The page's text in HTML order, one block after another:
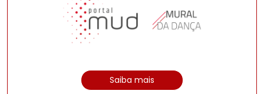
Saiba mais